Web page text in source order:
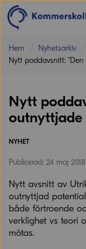
Hem
Nyhetsarkiv
Nytt poddavsnitt:
Nytt
outnyttjade
NYHET
Publicerad: 24 maj 2018
Nytt avsnitt av
outnyttjad
både förtroende
verklighet vs teori
mötas.